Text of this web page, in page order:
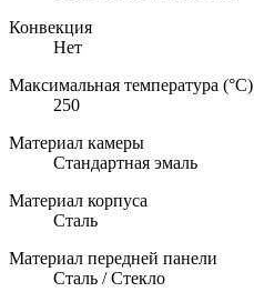
Конвекция
Нет
Максимальная температура (°C)
250
Материал камеры
Стандартная эмаль
Материал корпуса
Сталь
Материал передней панели
Сталь / Стекло